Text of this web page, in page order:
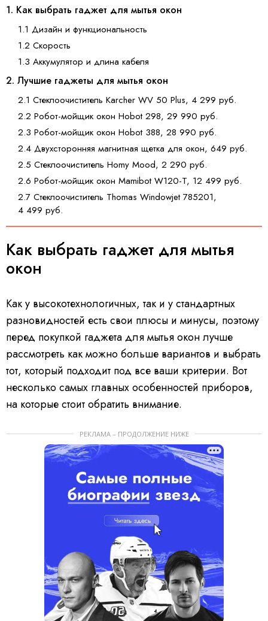
1. Как выбрать гаджет для мытья окон
1.1 Дизайн и функциональность
1.2 Скорость
1.3 Аккумулятор и длина кабеля
2. Лучшие гаджеты для мытья окон
2.1 Стеклоочиститель Karcher WV 50 Plus, 4 299 руб.
2.2 Робот-мойщик окон Hobot 298, 29 990 руб.
2.3 Робот-мойщик окон Hobot 388, 28 990 руб.
2.4 Двухсторонняя магнитная щетка для окон, 649 руб.
2.5 Стеклоочиститель Homy Mood, 2 290 руб.
2.6 Робот-мойщик окон Mamibot W120-T, 12 499 руб.
2.7 Стеклоочиститель Thomas Windowjet 785201,
4 499 руб.
Как выбрать гаджет для мытья
окон
Как у высокотехнологичных, так и у стандартных
разновидностей есть свои плюсы и минусы, поэтому
перед покупкой гаджета для мытья окон лучше
рассмотреть как можно больше вариантов и выбрать
тот, который подходит под все ваши критерии. Вот
несколько самых главных особенностей приборов,
на которые стоит обратить внимание.
РЕКЛАМА – ПРОДОЛЖЕНИЕ НИЖЕ